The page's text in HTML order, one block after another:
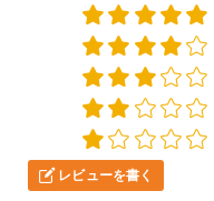
レビューを書く